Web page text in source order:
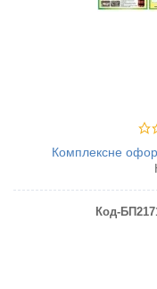
Комплексне
Код-